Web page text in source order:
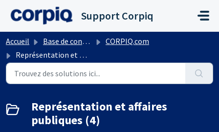
Passer au contenu principal
Support Corpiq
Accueil Base de connaissances
CORPIQ.com
Représentation et affaires publiques
Représentation et affaires
publiques (4)